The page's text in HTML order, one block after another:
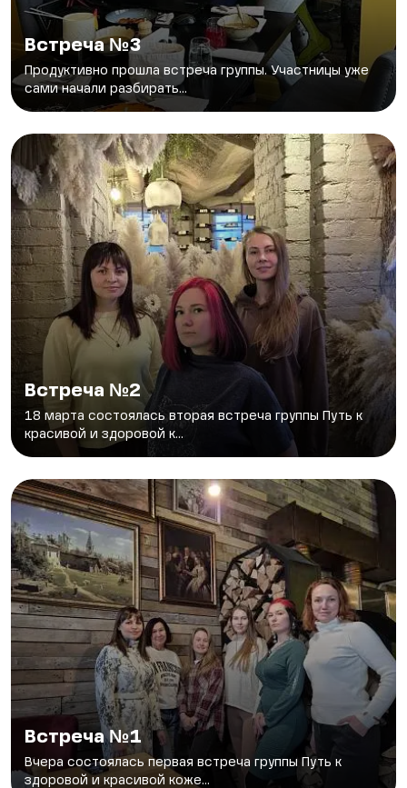
Встреча №3
Продуктивно прошла встреча группы. Участницы уже
сами начали разбирать...
Встреча №2
18 марта состоялась вторая встреча группы Путь к
красивой и здоровой к...
Встреча №1
Вчера состоялась первая встреча группы Путь к
здоровой и красивой коже...